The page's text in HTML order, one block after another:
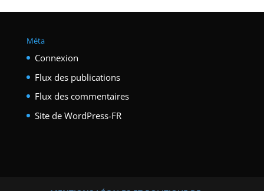
Méta
Connexion
Flux des publications
Flux des commentaires
Site de WordPress-FR